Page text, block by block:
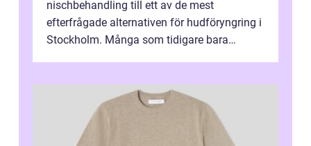
nischbehandling till ett av de mest
efterfrågade alternativen för hudföryngring i
Stockholm. Många som tidigare bara